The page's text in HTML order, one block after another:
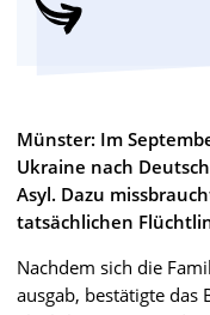
Münster: Im
Ukraine nach
Asyl. Dazu
tatsächlichen
Nachdem sich die
ausgab, bestätigte